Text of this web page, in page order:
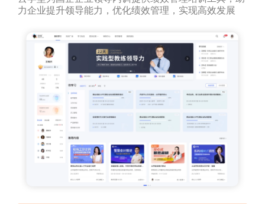
力企业提升领导能力，优化绩效管理，实现高效发展